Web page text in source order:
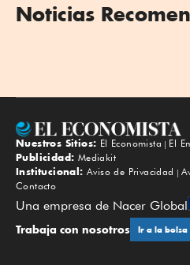
Noticias
Nuestros Sitios: El Economista El
Publicidad: Mediakit
Institucional: Aviso de Privacidad
Contacto
Una empresa de Nacer Global
Trabaja con nosotros Ir a la